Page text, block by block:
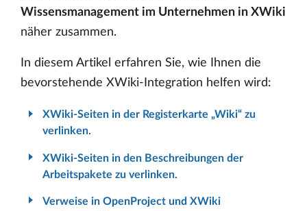
Wissensmanagement im Unternehmen in XWiki
näher zusammen.
In diesem Artikel erfahren Sie, wie Ihnen die
bevorstehende XWiki-Integration helfen wird:
XWiki-Seiten in der Registerkarte „Wiki“ zu
verlinken.
XWiki-Seiten in den Beschreibungen der
Arbeitspakete zu verlinken.
Verweise in OpenProject und XWiki